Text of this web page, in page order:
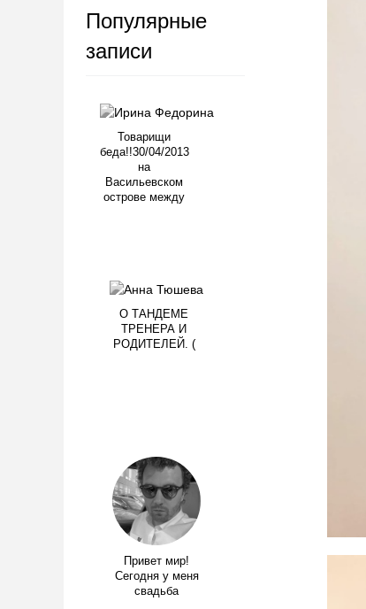
Популярные
записи
Товарищи
беда!!30/04/2013
на
Васильевском
острове между
О ТАНДЕМЕ
ТРЕНЕРА И
РОДИТЕЛЕЙ. (
Привет мир!
Сегодня у меня
свадьба